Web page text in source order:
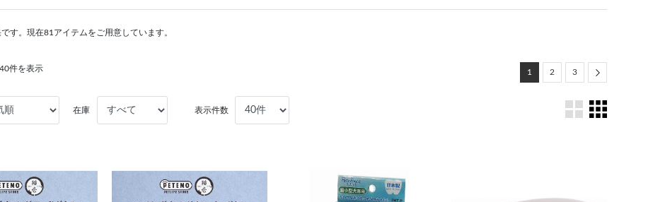
す。現在81アイテムをご用意しています。
件を表示 1 2 3 Next
在庫 表示件数